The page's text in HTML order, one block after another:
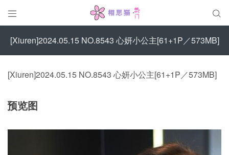
 
[Xiuren]2024.05.15 NO.8543 心妍小公主[61+1P／573MB]
[Xiuren]2024.05.15 NO.8543 心妍小公主[61+1P／573MB]
预览图